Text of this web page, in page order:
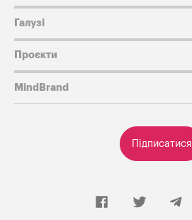
Підписатися
Галузі
Проєкти
MindBrand